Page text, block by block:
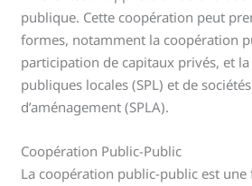
publique. Cette coopération peut
formes, notamment la coopération
participation de capitaux privés, et
publiques locales (SPL) et de
d’aménagement (SPLA).
Coopération Public-Public
La coopération public-public est une